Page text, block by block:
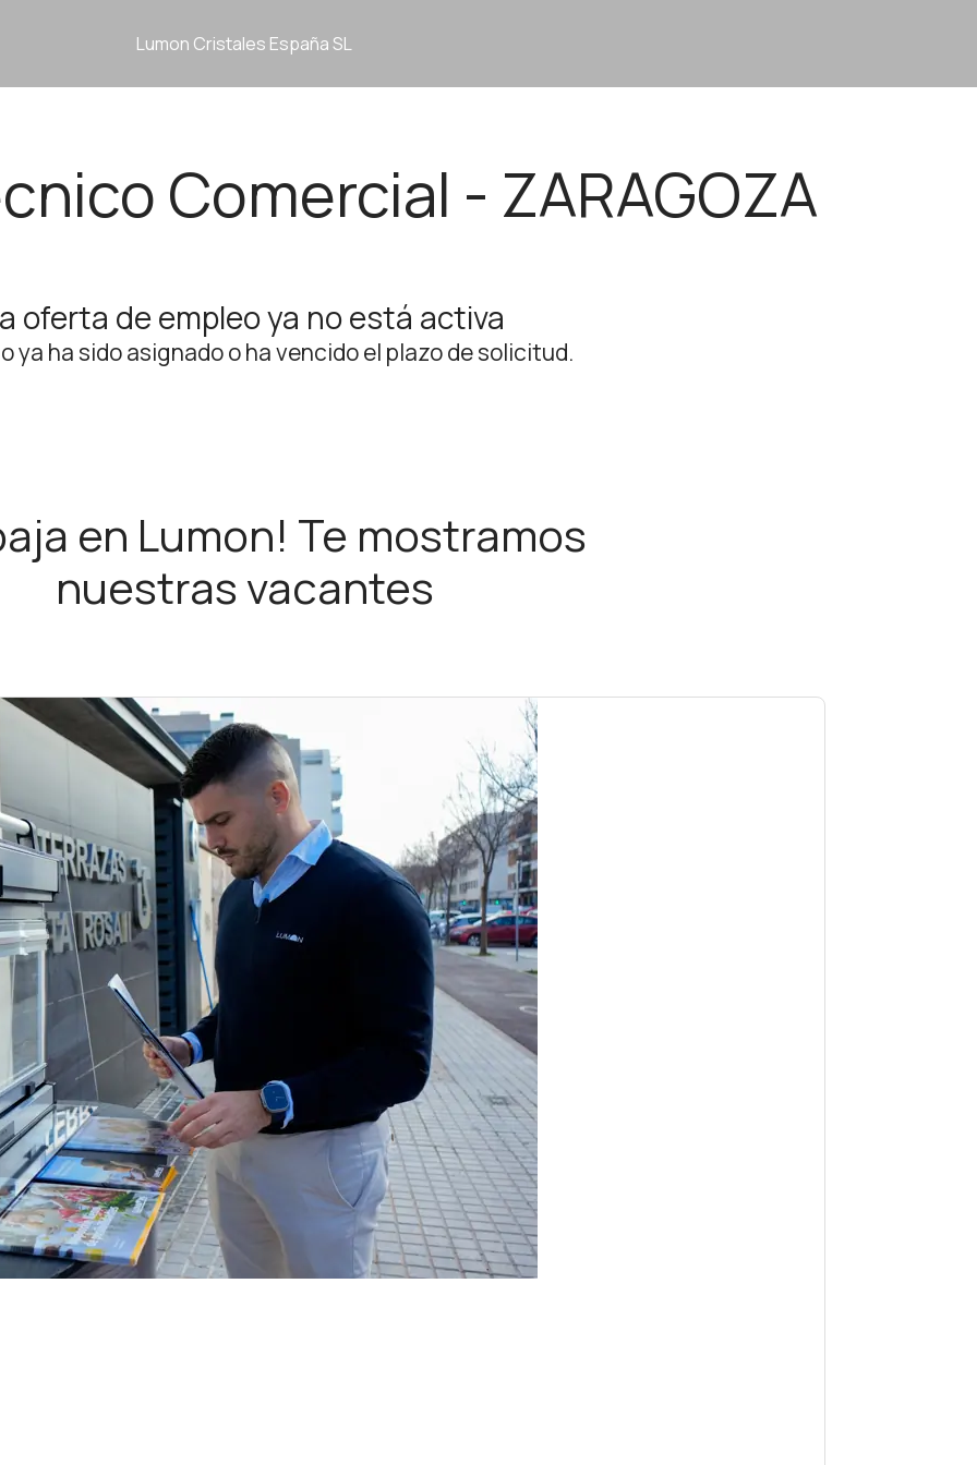
Lumon Cristales España SL
Comercial - ZARAGOZA
oferta de empleo ya no está activa
ya ha sido asignado o ha vencido el plazo de solicitud.
en Lumon! Te mostramos
nuestras vacantes